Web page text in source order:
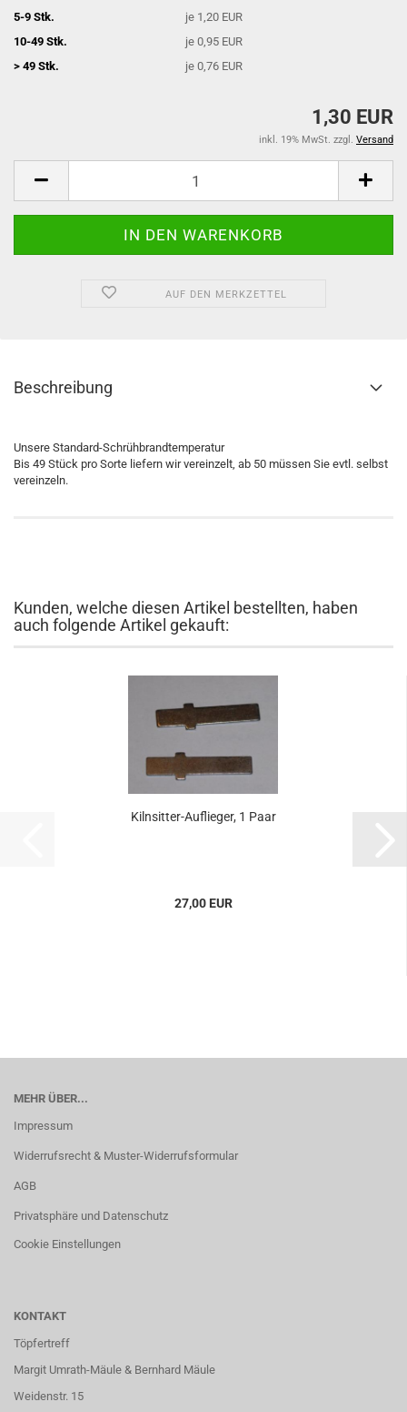
5-9 Stk.
je 1,20 EUR
10-49 Stk.
je 0,95 EUR
> 49 Stk.
je 0,76 EUR
1,30 EUR
inkl. 19% MwSt. zzgl. Versand
AUF DEN MERKZETTEL
Beschreibung
Unsere Standard-Schrühbrandtemperatur
Bis 49 Stück pro Sorte liefern wir vereinzelt, ab 50 müssen Sie evtl. selbst
vereinzeln.
Kunden, welche diesen Artikel bestellten, haben
auch folgende Artikel gekauft:
Kilnsitter-Auflieger, 1 Paar
27,00 EUR
MEHR ÜBER...
Impressum
Widerrufsrecht & Muster-Widerrufsformular
AGB
Privatsphäre und Datenschutz
Cookie Einstellungen
KONTAKT
Töpfertreff
Margit Umrath-Mäule & Bernhard Mäule
Weidenstr. 15